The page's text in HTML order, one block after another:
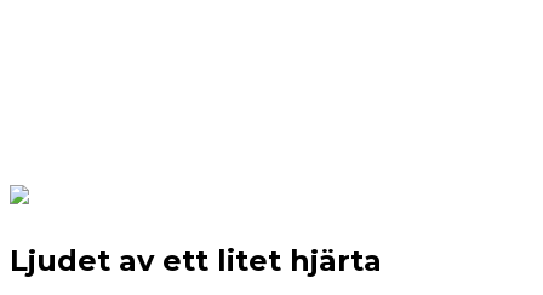
Ljudet av ett litet hjärta